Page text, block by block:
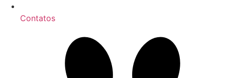
Contatos